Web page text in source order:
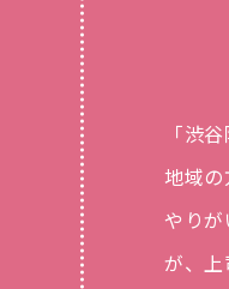
「渋
地域
やり
が、